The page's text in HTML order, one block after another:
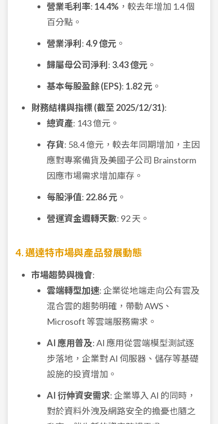
營業毛利率: 14.4% ，較去年增加 1.4 個
百分點。
營業淨利 :4.9 億元 。
歸屬母公司淨利 : 3.43 億元 。
基本每股盈餘 (EPS): 1.82 元 。
財務結構與指標 (截至 2025/12/31):
總資產: 143 億元。
存貨: 58.4 億元，較去年同期增加，主因
應對專案備貨及美國子公司 Brainstorm
因應市場需求增加庫存。
每股淨值: 22.86 元 。
營運資金週轉天數: 92 天。
4. 邁達特市場與產品發展動態
市場趨勢與機會:
雲端轉型加速: 企業從地端走向公有雲及
混合雲的趨勢明確，帶動 AWS、
Microsoft 等雲端服務需求。
AI 應用普及: AI 應用從雲端模型測試逐
步落地，企業對 AI 伺服器、儲存等基礎
設施的投資增加。
AI 衍伸資安需求: 企業導入 AI 的同時，
對於資料外洩及網路安全的擔憂也隨之